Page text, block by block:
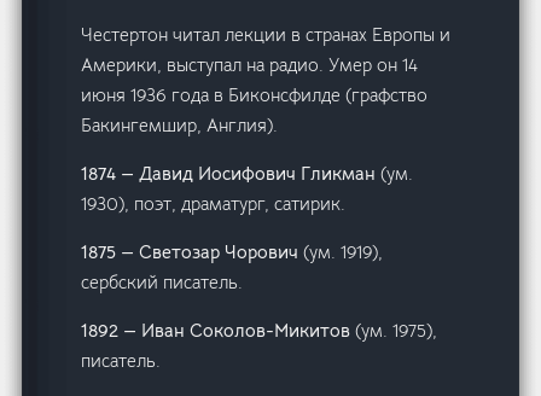
Честертон читал лекции в странах Европы и
Америки, выступал на радио. Умер он 14
июня 1936 года в Биконсфилде (графство
Бакингемшир, Англия).
1874 — Давид Иосифович Гликман(ум.
1930), поэт, драматург, сатирик.
1875 — Светозар Чорович(ум. 1919),
сербский писатель.
1892 — Иван Соколов-Микитов(ум. 1975),
писатель.